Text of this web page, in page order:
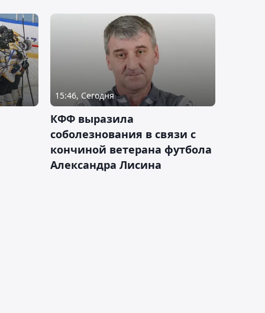
15:46, Сегодня
КФФ выразила
соболезнования в связи с
кончиной ветерана футбола
Александра Лисина